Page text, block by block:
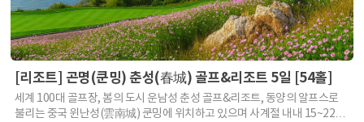
[리조트] 곤명(쿤밍) 춘성(春城) 골프&리조트 5일 [54홀]
세계 100대 골프장, 봄의 도시 운남성 춘성 골프&리조트, 동양의 알프스로
불리는 중국 윈난성(雲南城) 쿤밍에 위치하고 있으며 사계절 내내 15~22도